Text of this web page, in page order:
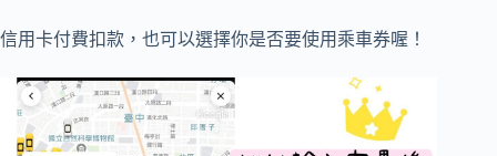
信用卡付費扣款，也可以選擇你是否要使用乘車券喔！